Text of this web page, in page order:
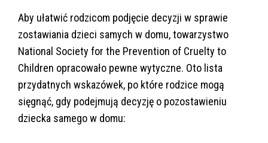
Aby ułatwić rodzicom podjęcie decyzji w sprawie
zostawiania dzieci samych w domu, towarzystwo
National Society for the Prevention of Cruelty to
Children opracowało pewne wytyczne. Oto lista
przydatnych wskazówek, po które rodzice mogą
sięgnąć, gdy podejmują decyzję o pozostawieniu
dziecka samego w domu: